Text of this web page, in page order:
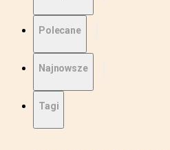
Polecane
Najnowsze
Tagi